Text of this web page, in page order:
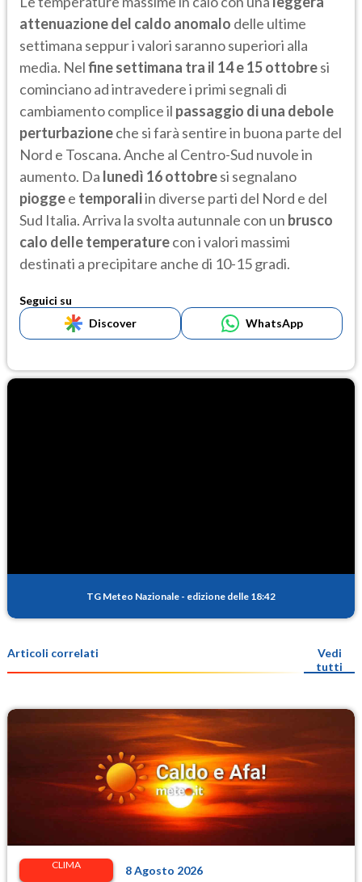
attenuazione del caldo anomalo delle ultime
settimana seppur i valori saranno superiori alla
media. Nelfinesettimana tra il 14 e 15 ottobresi
cominciano ad intravedere i primi segnali di
cambiamento complice il passaggio di una debole
perturbazioneche si farà sentire in buona parte del
Nord e Toscana. Anche al Centro-Sud nuvole in
aumento. Da lunedì 16 ottobresi segnalano
pioggee temporaliin diverse parti del Nord e del
Sud Italia. Arriva la svolta autunnale con un brusco
calo delle temperaturecon i valori massimi
destinati a precipitare anche di 10-15 gradi.
Seguici su
Discover
WhatsApp
TG Meteo Nazionale - edizione delle 18:42
Articoli correlati
Vedi
tutti
CLIMA 8 Agosto 2026